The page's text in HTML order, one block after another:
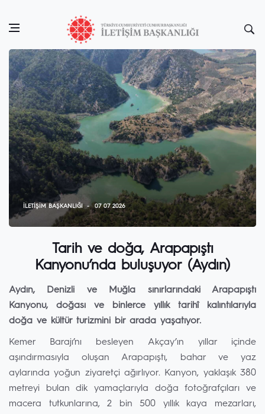
İLETIŞIM BAŞKANLIĞI 07 07 2026
Tarih ve doğa, Arapapıştı
Kanyonu’nda buluşuyor (Aydın)
Aydın, Denizli ve Muğla sınırlarındaki Arapapıştı
Kanyonu, doğası ve binlerce yıllık tarihî kalıntılarıyla
doğa ve kültür turizmini bir arada yaşatıyor.
Kemer Barajı’nı besleyen Akçay’ın yıllar içinde
aşındırmasıyla oluşan Arapapıştı, bahar ve yaz
aylarında yoğun ziyaretçi ağırlıyor. Kanyon, yaklaşık 380
metreyi bulan dik yamaçlarıyla doğa fotoğrafçıları ve
macera tutkunlarına, 2 bin 500 yıllık kaya mezarları,